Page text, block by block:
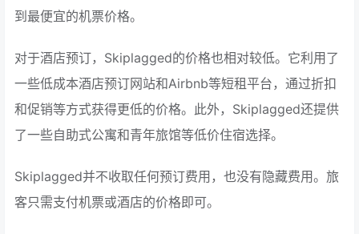
到最便宜的机票价格。
对于酒店预订，Skiplagged的价格也相对较低。它利用了
一些低成本酒店预订网站和Airbnb等短租平台，通过折扣
和促销等方式获得更低的价格。此外，Skiplagged还提供
了一些自助式公寓和青年旅馆等低价住宿选择。
Skiplagged并不收取任何预订费用，也没有隐藏费用。旅
客只需支付机票或酒店的价格即可。